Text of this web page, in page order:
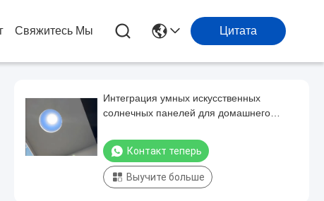
Свяжитесь Мы Цитата
Интеграция умных искусственных
солнечных панелей для домашнего
Контакт теперь
Выучите больше